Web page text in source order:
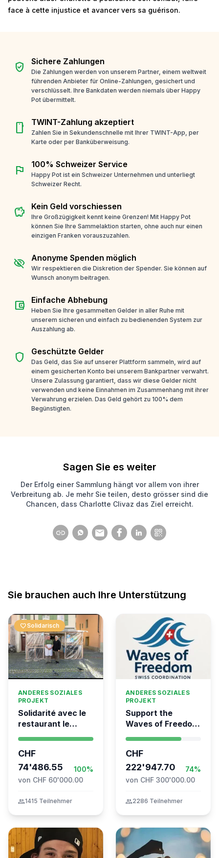
face à cette injustice et avancer vers sa guérison.
verified_user Sichere Zahlungen
Die Zahlungen werden von unserem Partner, einem weltweit
führenden Anbieter für Online-Zahlungen, gesichert und
verschlüsselt. Ihre Bankdaten werden niemals über Happy
Pot übermittelt.
smartphone TWINT-Zahlung akzeptiert
Zahlen Sie in Sekundenschnelle mit Ihrer TWINT-App, per
Karte oder per Banküberweisung.
flag 100% Schweizer Service
Happy Pot ist ein Schweizer Unternehmen und unterliegt
Schweizer Recht.
savings Kein Geld vorschiessen
Ihre Großzügigkeit kennt keine Grenzen! Mit Happy Pot
können Sie Ihre Sammelaktion starten, ohne auch nur einen
einzigen Franken vorauszuzahlen.
visibility_off Anonyme Spenden möglich
Wir respektieren die Diskretion der Spender. Sie können auf
Wunsch anonym beitragen.
account_balance_wallet Einfache Abhebung
Heben Sie Ihre gesammelten Gelder in aller Ruhe mit
unserem sicheren und einfach zu bedienenden System zur
Auszahlung ab.
shield Geschützte Gelder
Das Geld, das Sie auf unserer Plattform sammeln, wird auf
einem gesicherten Konto bei unserem Bankpartner verwahrt.
Unsere Zulassung garantiert, dass wir diese Gelder nicht
verwenden und keine Einnahmen im Zusammenhang mit ihrer
Verwahrung erzielen. Das Geld gehört zu 100% dem
Begünstigten.
Sagen Sie es weiter
Der Erfolg einer Sammlung hängt vor allem von ihrer
Verbreitung ab. Je mehr Sie teilen, desto grösser sind die
Chancen, dass Charlotte Clivaz das Ziel erreicht.
Sie brauchen auch Ihre Unterstützung
favorite Solidarisch
ANDERES SOZIALES
PROJEKT
Solidarité avec le
restaurant le
CHF
74'486.55
100%
von CHF 60'000.00
group1415 Teilnehmer
ANDERES SOZIALES
PROJEKT
Support the
Waves of Freedom
the Global
Movement to Gaza
CHF
222'947.70
74%
von CHF 300'000.00
group2286 Teilnehmer